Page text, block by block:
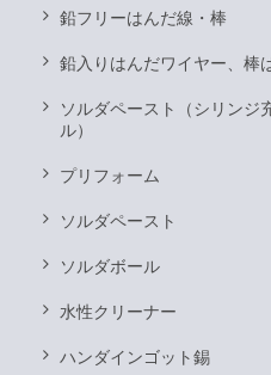
鉛フリーはんだ線・棒
鉛入りはんだワイヤー、棒
ソルダペースト（シリンジ
ル）
プリフォーム
ソルダペースト
ソルダボール
水性クリーナー
ハンダインゴット錫